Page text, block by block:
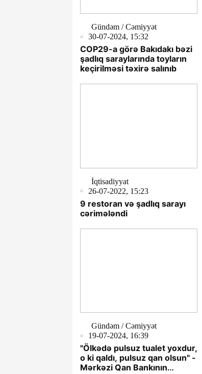
Gündəm / Cəmiyyət
30-07-2024, 15:32
COP29-a görə Bakıdakı bəzi
şadlıq saraylarında toyların
keçirilməsi təxirə salınıb
İqtisadiyyat
26-07-2022, 15:23
9 restoran və şadlıq sarayı
cərimələndi
Gündəm / Cəmiyyət
19-07-2024, 16:39
"Ölkədə pulsuz tualet yoxdur,
o ki qaldı, pulsuz qan olsun" -
Mərkəzi Qan Bankının